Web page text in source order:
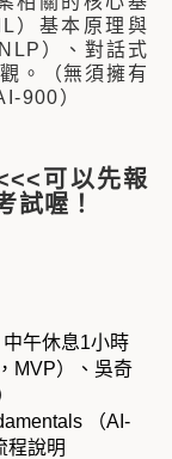
）基本原理與
）、對話式
。（無須擁有
900）
可以先報
試喔！
中午休息1小時
MVP）、吳奇
（AI-
程說明